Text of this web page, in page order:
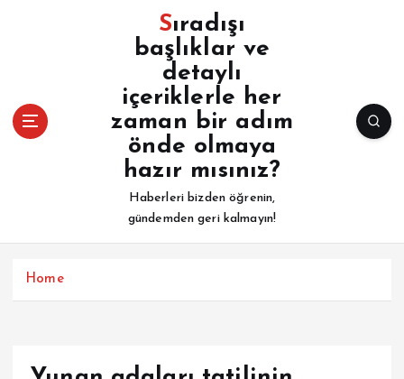
Sıradışı
başlıklar ve
detaylı
içeriklerle her
zaman bir adım
önde olmaya
hazır mısınız?
Haberleri bizden öğrenin,
gündemden geri kalmayın!
Home